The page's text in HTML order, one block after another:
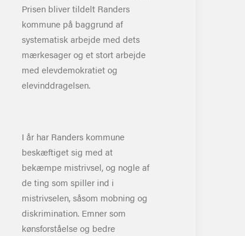
Prisen bliver tildelt Randers
kommune på baggrund af
systematisk arbejde med dets
mærkesager og et stort arbejde
med elevdemokratiet og
elevinddragelsen.
I år har Randers kommune
beskæftiget sig med at
bekæmpe mistrivsel, og nogle af
de ting som spiller ind i
mistrivselen, såsom mobning og
diskrimination. Emner som
kønsforståelse og bedre